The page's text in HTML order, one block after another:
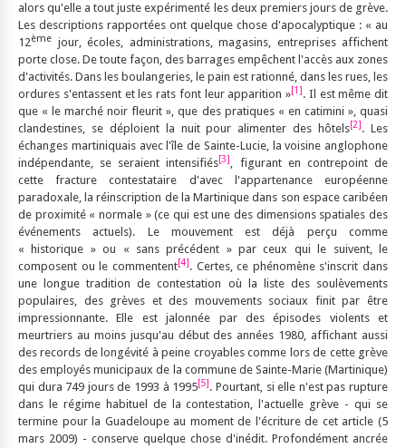
alors qu'elle a tout juste expérimenté les deux premiers jours de grève.
Les descriptions rapportées ont quelque chose d'apocalyptique : « au
12ème jour, écoles, administrations, magasins, entreprises affichent
porte close. De toute façon, des barrages empêchent l'accès aux zones
d'activités. Dans les boulangeries, le pain est rationné, dans les rues, les
ordures s'entassent et les rats font leur apparition »[1]. Il est même dit
que « le marché noir fleurit », que des pratiques « en catimini », quasi
clandestines, se déploient la nuit pour alimenter des hôtels[2]. Les
échanges martiniquais avec l'île de Sainte-Lucie, la voisine anglophone
indépendante, se seraient intensifiés[3], figurant en contrepoint de
cette fracture contestataire d'avec l'appartenance européenne
paradoxale, la réinscription de la Martinique dans son espace caribéen
de proximité « normale » (ce qui est une des dimensions spatiales des
événements actuels). Le mouvement est déjà perçu comme
« historique » ou « sans précédent » par ceux qui le suivent, le
composent ou le commentent[4]. Certes, ce phénomène s'inscrit dans
une longue tradition de contestation où la liste des soulèvements
populaires, des grèves et des mouvements sociaux finit par être
impressionnante. Elle est jalonnée par des épisodes violents et
meurtriers au moins jusqu'au début des années 1980, affichant aussi
des records de longévité à peine croyables comme lors de cette grève
des employés municipaux de la commune de Sainte-Marie (Martinique)
qui dura 749 jours de 1993 à 1995[5]. Pourtant, si elle n'est pas rupture
dans le régime habituel de la contestation, l'actuelle grève - qui se
termine pour la Guadeloupe au moment de l'écriture de cet article (5
mars 2009) - conserve quelque chose d'inédit. Profondément ancrée